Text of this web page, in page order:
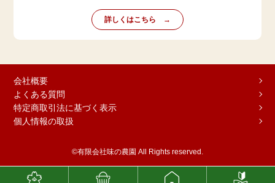
詳しくはこちら
会社概要
よくある質問
特定商取引法に基づく表示
個人情報の取扱
©有限会社味の農園 All Rights reserved.